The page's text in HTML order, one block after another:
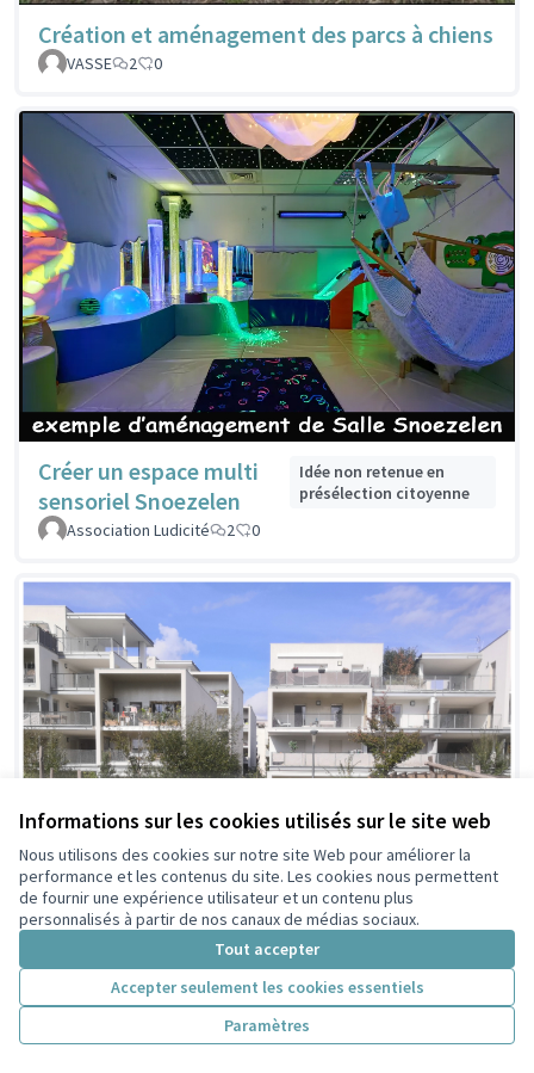
Informations sur les cookies utilisés sur le site web
Nous utilisons des cookies sur notre site Web pour améliorer la
performance et les contenus du site. Les cookies nous permettent
de fournir une expérience utilisateur et un contenu plus
personnalisés à partir de nos canaux de médias sociaux.
Tout accepter
Accepter seulement les cookies essentiels
Paramètres
Création et aménagement des parcs à chiens
VASSE 2 0
Créer un espace multi
sensoriel Snoezelen
Idée non retenue en
présélection citoyenne
Association Ludicité
2 0